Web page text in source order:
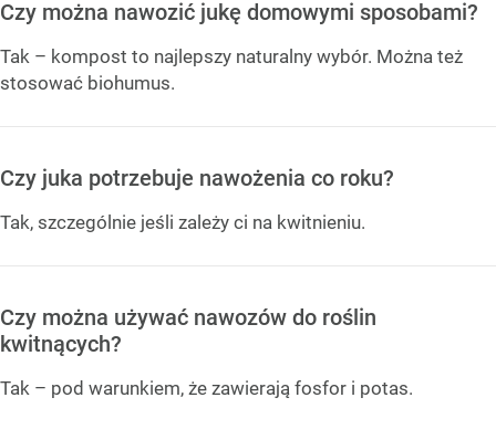
Czy można nawozić jukę domowymi sposobami?
Tak – kompost to najlepszy naturalny wybór. Można też
stosować biohumus.
Czy juka potrzebuje nawożenia co roku?
Tak, szczególnie jeśli zależy ci na kwitnieniu.
Czy można używać nawozów do roślin
kwitnących?
Tak – pod warunkiem, że zawierają fosfor i potas.